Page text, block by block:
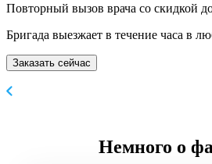
Повторный вызов врача со скидкой
Бригада выезжает в течение часа в
Заказать сейчас
Немного о